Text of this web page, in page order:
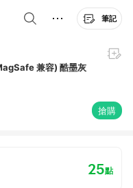
筆記
兼容) 酷墨灰
搶購
25點